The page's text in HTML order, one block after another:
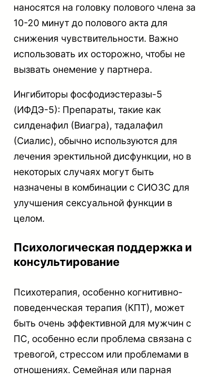
наносятся на головку полового члена за
10-20 минут до полового акта для
снижения чувствительности. Важно
использовать их осторожно, чтобы не
вызвать онемение у партнера.
Ингибиторы фосфодиэстеразы-5
(ИФДЭ-5): Препараты, такие как
силденафил (Виагра), тадалафил
(Сиалис), обычно используются для
лечения эректильной дисфункции, но в
некоторых случаях могут быть
назначены в комбинации с СИОЗС для
улучшения сексуальной функции в
целом.
Психологическая поддержка и
консультирование
Психотерапия, особенно когнитивно-
поведенческая терапия (КПТ), может
быть очень эффективной для мужчин с
ПС, особенно если проблема связана с
тревогой, стрессом или проблемами в
отношениях. Семейная или парная